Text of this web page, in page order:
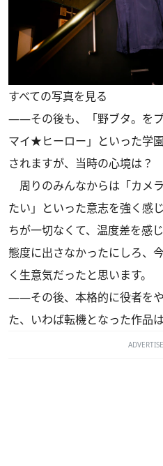
すべての写真を見る
――その後も、「野ブタ。を
マイ★ヒーロー」といった学
されますが、当時の心境は？
周りのみんなからは「カメ
たい」といった意志を強く感
ちが一切なくて、温度差を感
態度に出さなかったにしろ、
く生意気だったと思います。
――その後、本格的に役者を
た、いわば転機となった作品